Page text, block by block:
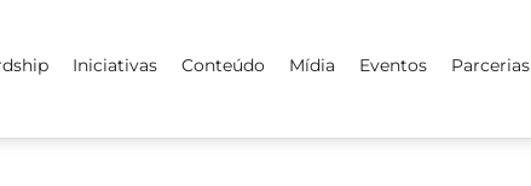
Iniciativas Conteúdo Mídia Eventos Parcerias